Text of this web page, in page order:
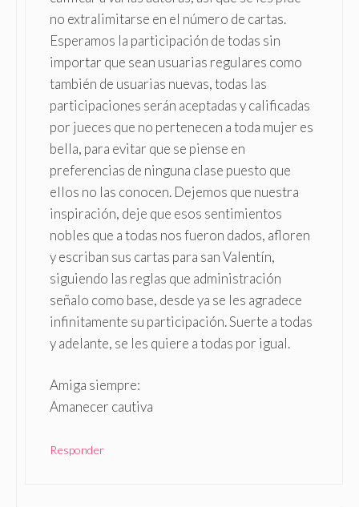
no extralimitarse en el número de cartas.
Esperamos la participación de todas sin
importar que sean usuarias regulares como
también de usuarias nuevas, todas las
participaciones serán aceptadas y calificadas
por jueces que no pertenecen a toda mujer es
bella, para evitar que se piense en
preferencias de ninguna clase puesto que
ellos no las conocen. Dejemos que nuestra
inspiración, deje que esos sentimientos
nobles que a todas nos fueron dados, afloren
y escriban sus cartas para san Valentín,
siguiendo las reglas que administración
señalo como base, desde ya se les agradece
infinitamente su participación. Suerte a todas
y adelante, se les quiere a todas por igual.
Amiga siempre:
Amanecer cautiva
Responder